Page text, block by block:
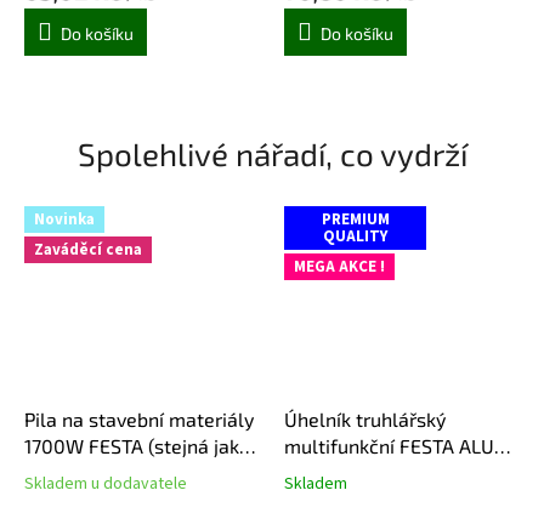
5,0
Do košíku
5,0
Do košíku
Spolehlivé nářadí, co vydrží
Novinka
Zaváděcí cena
Pila na stavební materiály
1700W FESTA (stejná jako
Alligator od Dewaltu)
Průměrné
Skladem u dodavatele
PREMIUM
QUALITY
MEGA AKCE !
Úhelník truhlářský
multifunkční FESTA ALU
300 mm
Průměrné
Skladem